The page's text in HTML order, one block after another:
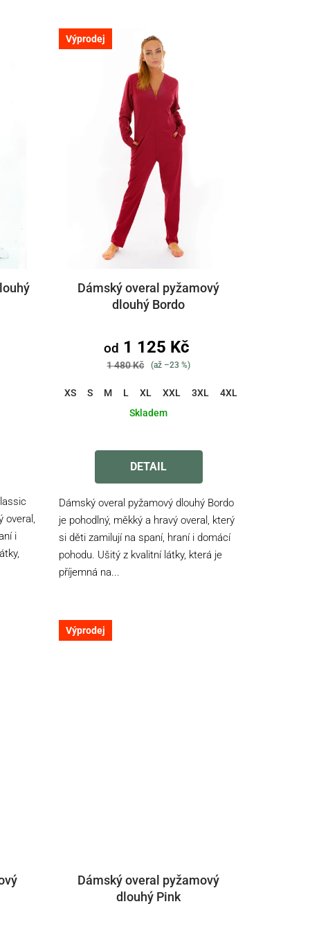
overal,
i
Výprodej
Dámský overal pyžamový
dlouhý Bordo
od 1 125 Kč
1 480 Kč (až –23 %)
XS S M L XL XXL 3XL 4XL
Skladem
produktu
4,0
z
5
hvězdiček.
DETAIL
Dámský overal pyžamový dlouhý Bordo
je pohodlný, měkký a hravý overal, který
si děti zamilují na spaní, hraní i domácí
pohodu. Ušitý z kvalitní látky, která je
příjemná na...
Výprodej
Dámský overal pyžamový
dlouhý Pink